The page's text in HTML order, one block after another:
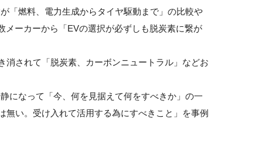
「燃料、電力生成からタイヤ駆動まで」の比較や
メーカーから「EVの選択が必ずしも脱炭素に繋が
消されて「脱炭素、カーボンニュートラル」などお
になって「今、何を見据えて何をすべきか」の一
い。受け入れて活用する為にすべきこと」を事例